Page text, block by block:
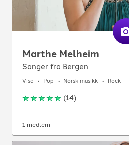
Marthe Melheim
Sanger fra Bergen
Vise Pop Norsk musikk Rock
(14)
1 medlem